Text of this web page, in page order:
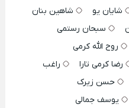
شایان یو
شاهین بنان
سبحان رستمی
روح الله کرمی
رضا کرمی تارا
راغب
حسن زیرک
یوسف جمالی